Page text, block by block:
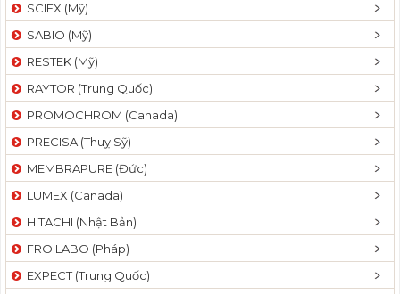
SCIEX (Mỹ)
SABIO (Mỹ)
RESTEK (Mỹ)
RAYTOR (Trung Quốc)
PROMOCHROM (Canada)
PRECISA (Thuỵ Sỹ)
MEMBRAPURE (Đức)
LUMEX (Canada)
HITACHI (Nhật Bản)
FROILABO (Pháp)
EXPECT (Trung Quốc)